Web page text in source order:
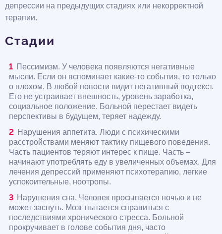
депрессии на предыдущих стадиях или некорректной
терапии.
Стадии
Пессимизм. У человека появляются негативные
мысли. Если он вспоминает какие-то события, то только
о плохом. В любой новости видит негативный подтекст.
Его не устраивает внешность, уровень заработка,
социальное положение. Больной перестает видеть
перспективы в будущем, теряет надежду.
Нарушения аппетита. Люди с психическими
расстройствами меняют тактику пищевого поведения.
Часть пациентов теряют интерес к пище. Часть –
начинают употреблять еду в увеличенных объемах. Для
лечения депрессий применяют психотерапию, легкие
успокоительные, ноотропы.
Нарушения сна. Человек просыпается ночью и не
может заснуть. Мозг пытается справиться с
последствиями хронического стресса. Больной
прокручивает в голове события дня, часто